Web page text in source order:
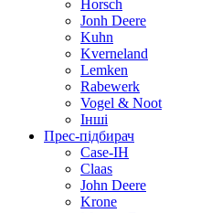
Horsch
Jonh Deere
Kuhn
Kverneland
Lemken
Rabewerk
Vogel & Noot
Інші
Прес-підбирач
Case-IH
Claas
John Deere
Krone